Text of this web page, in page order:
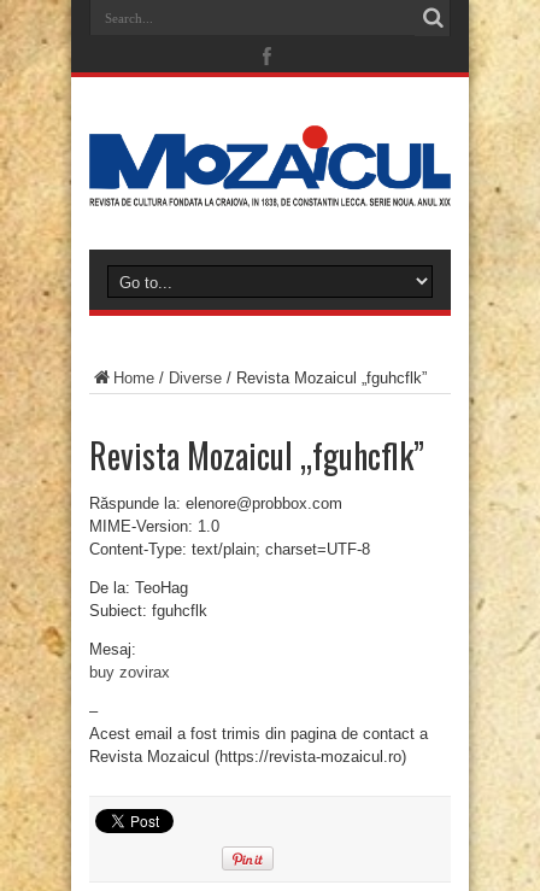
Home / Diverse / Revista Mozaicul „fguhcflk”
Revista Mozaicul „fguhcflk”
Răspunde la: elenore@probbox.com
MIME-Version: 1.0
Content-Type: text/plain; charset=UTF-8
De la: TeoHag
Subiect: fguhcflk
Mesaj:
buy zovirax
–
Acest email a fost trimis din pagina de contact a
Revista Mozaicul (https://revista-mozaicul.ro)